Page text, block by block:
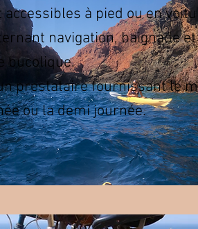
à pied ou en
navigation, baignade
bucolique.
prestataire fournissant le
ou la demi journée.